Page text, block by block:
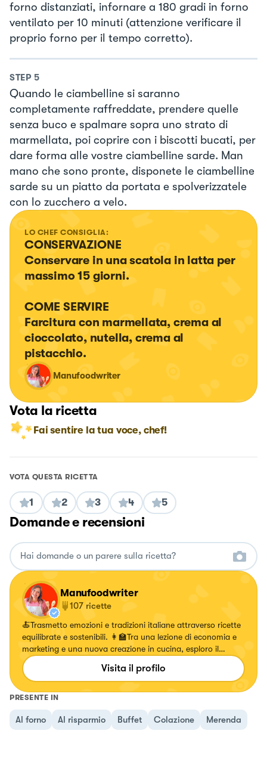
forno distanziati, infornare a 180 gradi in forno
ventilato per 10 minuti (attenzione verificare il
proprio forno per il tempo corretto).
STEP 5
Quando le ciambelline si saranno
completamente raffreddate, prendere quelle
senza buco e spalmare sopra uno strato di
marmellata, poi coprire con i biscotti bucati, per
dare forma alle vostre ciambelline sarde. Man
mano che sono pronte, disponete le ciambelline
sarde su un piatto da portata e spolverizzatele
con lo zucchero a velo.
LO CHEF CONSIGLIA:
CONSERVAZIONE
Conservare in una scatola in latta per
massimo 15 giorni.
COME SERVIRE
Farcitura con marmellata, crema al
cioccolato, nutella, crema al
pistacchio.
Manufoodwriter
Vota la ricetta
Fai sentire la tua voce, chef!
VOTA QUESTA RICETTA
1 2 3 4 5
Domande e recensioni
Manufoodwriter
107 ricette
🍝Trasmetto emozioni e tradizioni italiane attraverso ricette
equilibrate e sostenibili. 👩‍🏫Tra una lezione di economia e
marketing e una nuova creazione in cucina, esploro il
mondo del cibo con gusto e creatività.
Visita il profilo
PRESENTE IN
Al forno Al risparmio Buffet Colazione Merenda